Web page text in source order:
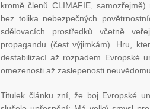
kromě členů CLIMAFIE,
bez tolika nebezpečných
sdělovacích prostředků včetně
propagandu (čest výjimkám). Hru,
destabilizací až rozpadem Evropské
omezenosti až zaslepenosti
Titulek článku zní, že boj Evropské